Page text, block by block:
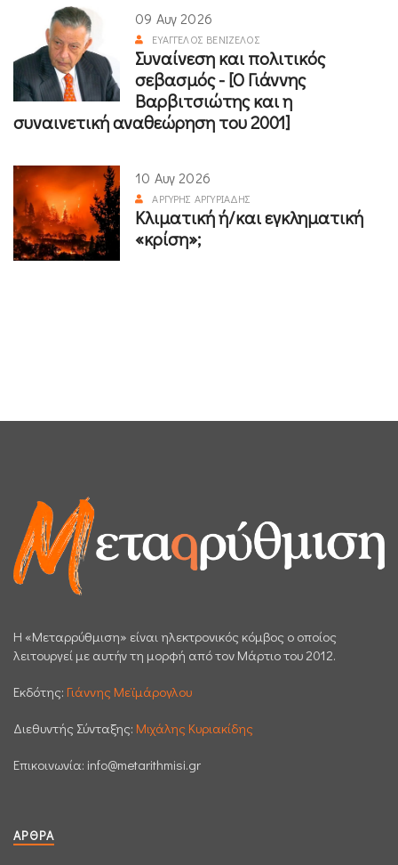
09 Αυγ 2026
ΕΥΆΓΓΕΛΟΣ ΒΕΝΙΖΈΛΟΣ
Συναίνεση και πολιτικός
σεβασμός - [Ο Γιάννης
Βαρβιτσιώτης και η
συναινετική αναθεώρηση του 2001]
10 Αυγ 2026
ΑΡΓΎΡΗΣ ΑΡΓΥΡΙΆΔΗΣ
Κλιματική ή/και εγκληματική
«κρίση»;
H «Μεταρρύθμιση» είναι ηλεκτρονικός κόμβος ο οποίος
λειτουργεί με αυτήν τη μορφή από τον Μάρτιο του 2012.
Εκδότης: Γιάννης Μεϊμάρογλου
Διεθυντής Σύνταξης: Μιχάλης Κυριακίδης
Επικοινωνία: info@metarithmisi.gr
ΆΡΘΡΑ